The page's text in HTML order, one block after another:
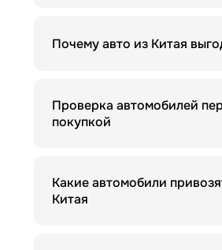
Почему авто из Китая
Проверка автомобилей
покупкой
Какие автомобили
Китая